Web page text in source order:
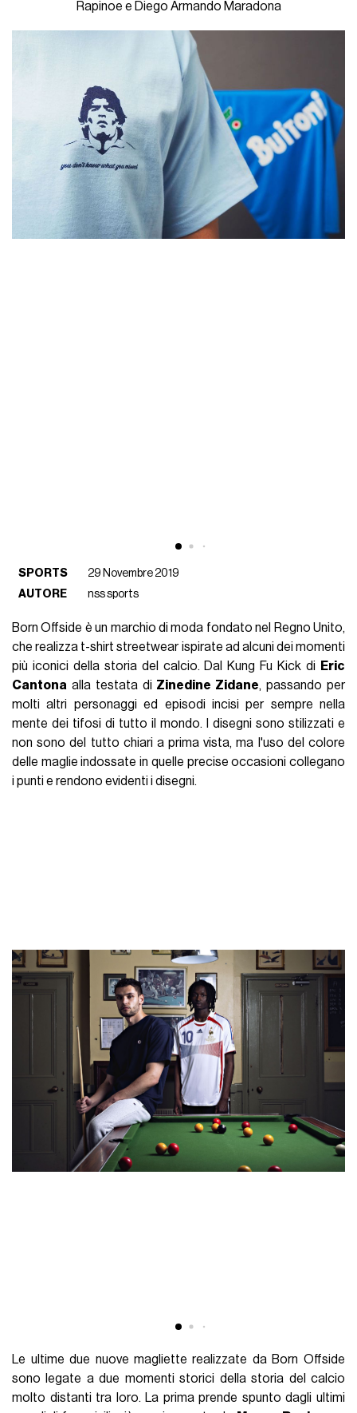
Rapinoe e Diego Armando Maradona
SPORTS
29 Novembre 2019
AUTORE
nss sports
Born Offside è un marchio di moda fondato nel Regno Unito,
che realizza t-shirt streetwear ispirate ad alcuni dei momenti
più iconici della storia del calcio. Dal Kung Fu Kick di
Eric
Cantona alla testata di Zinedine Zidane, passando per
molti altri personaggi ed episodi incisi per sempre nella
mente dei tifosi di tutto il mondo. I disegni sono stilizzati e
non sono del tutto chiari a prima vista, ma l'uso del colore
delle maglie indossate in quelle precise occasioni collegano
i punti e rendono evidenti i disegni.
Le ultime due nuove magliette realizzate da Born Offside
sono legate a due momenti storici della storia del calcio
molto distanti tra loro. La prima prende spunto dagli ultimi